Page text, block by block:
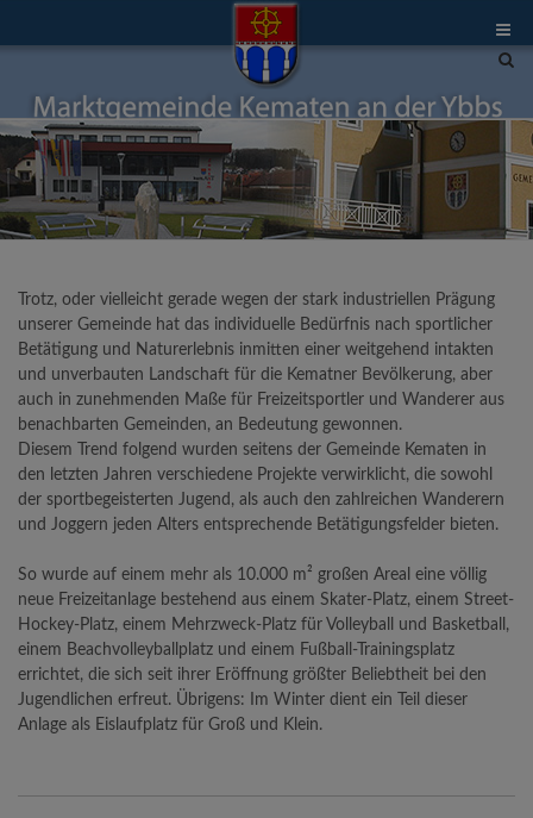
Site
Trotz, oder vielleicht gerade wegen der stark industriellen Prägung
unserer Gemeinde hat das individuelle Bedürfnis nach sportlicher
Betätigung und Naturerlebnis inmitten einer weitgehend intakten
und unverbauten Landschaft für die Kematner Bevölkerung, aber
auch in zunehmenden Maße für Freizeitsportler und Wanderer aus
benachbarten Gemeinden, an Bedeutung gewonnen.
Diesem Trend folgend wurden seitens der Gemeinde Kematen in
den letzten Jahren verschiedene Projekte verwirklicht, die sowohl
der sportbegeisterten Jugend, als auch den zahlreichen Wanderern
und Joggern jeden Alters entsprechende Betätigungsfelder bieten.
So wurde auf einem mehr als 10.000 m² großen Areal eine völlig
neue Freizeitanlage bestehend aus einem Skater-Platz, einem Street-
Hockey-Platz, einem Mehrzweck-Platz für Volleyball und Basketball,
einem Beachvolleyballplatz und einem Fußball-Trainingsplatz
errichtet, die sich seit ihrer Eröffnung größter Beliebtheit bei den
Jugendlichen erfreut. Übrigens: Im Winter dient ein Teil dieser
Anlage als Eislaufplatz für Groß und Klein.